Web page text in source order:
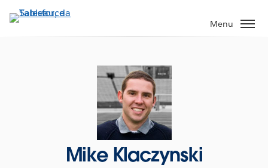
Pular
para
Menu
Mike Klaczynski